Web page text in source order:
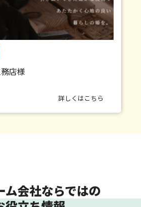
店様
詳しくはこちら
ム会社ならではの